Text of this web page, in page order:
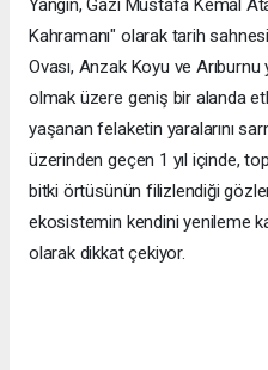
Yangın, Gazi Mustafa Kemal
Kahramanı" olarak tarih
Ovası, Anzak Koyu ve Arıburnu
olmak üzere geniş bir alanda
yaşanan felaketin yaralarını
üzerinden geçen 1 yıl içinde,
bitki örtüsünün filizlendiği
ekosistemin kendini yenileme
olarak dikkat çekiyor.